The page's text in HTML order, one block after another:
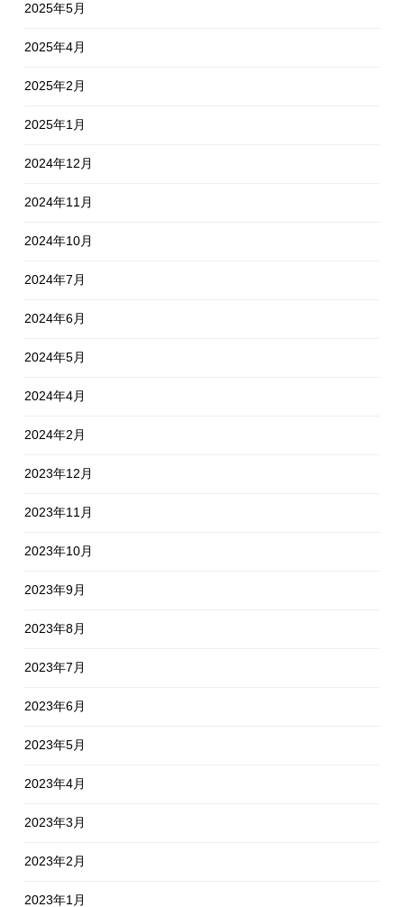
2025年5月
2025年4月
2025年2月
2025年1月
2024年12月
2024年11月
2024年10月
2024年7月
2024年6月
2024年5月
2024年4月
2024年2月
2023年12月
2023年11月
2023年10月
2023年9月
2023年8月
2023年7月
2023年6月
2023年5月
2023年4月
2023年3月
2023年2月
2023年1月